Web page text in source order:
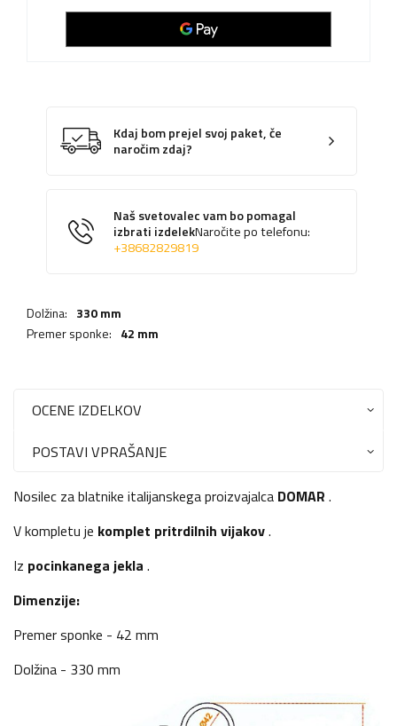
Kdaj bom prejel svoj paket, če
naročim zdaj?
Naš svetovalec vam bo pomagal
izbrati izdelekNaročite po telefonu:
+38682829819
Dolžina: 330 mm
Premer sponke: 42 mm
OCENE IZDELKOV
POSTAVI VPRAŠANJE
Nosilec za blatnike italijanskega proizvajalca DOMAR .
V kompletu je komplet pritrdilnih vijakov.
Iz pocinkanega jekla .
Dimenzije:
Premer sponke - 42 mm
Dolžina - 330 mm